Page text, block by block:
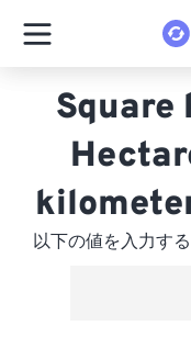
Square
以下の値を入力す